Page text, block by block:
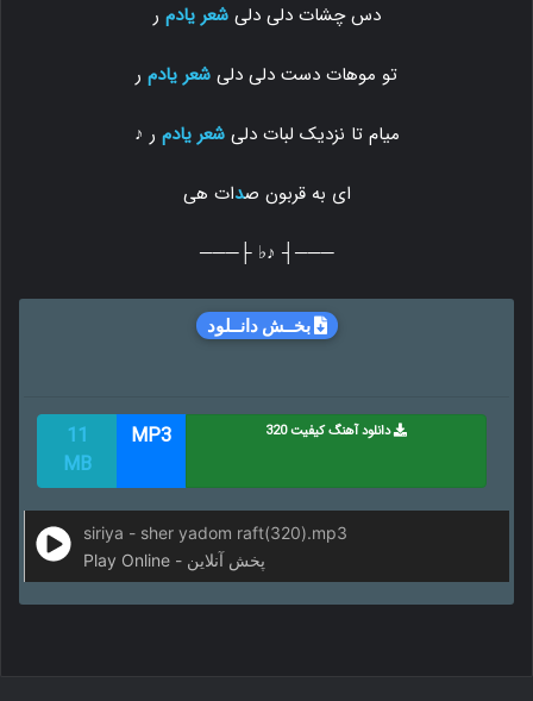
دس چشات دلی دلیشعر یادم ر
تو موهات دست دلی دلی شعر یادم ر
میام تا نزدیک لبات دلیشعر یادم ر ♪
ای به قربون صدات هی
───┤ ♪♭ ├───
بخــش دانــلود
دانلود آهنگ کیفیت 320 MP3
11
MB
siriya - sher yadom raft(320).mp3
Play Online - پخش آنلاین